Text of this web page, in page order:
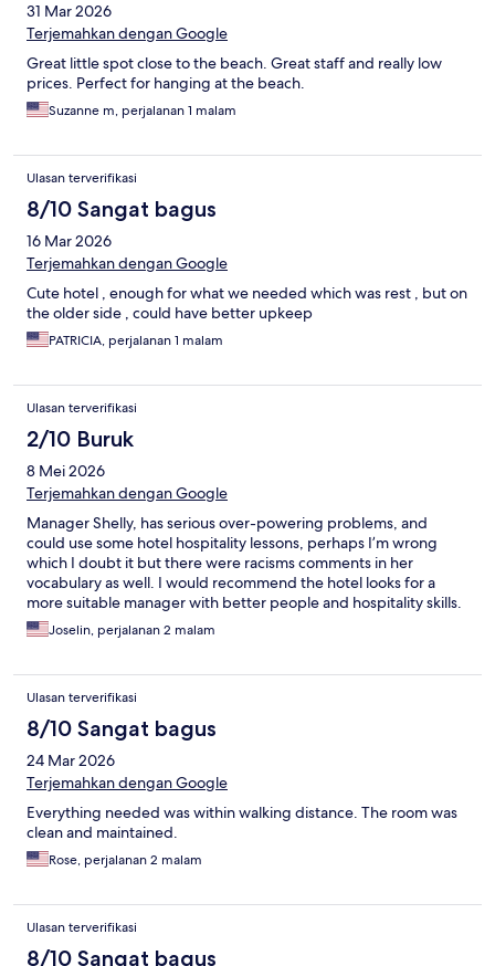
31 Mar 2026
Terjemahkan dengan Google
Great little spot close to the beach. Great staff and really low
prices. Perfect for hanging at the beach.
Suzanne m, perjalanan 1 malam
Ulasan terverifikasi
8/10 Sangat bagus
16 Mar 2026
Terjemahkan dengan Google
Cute hotel , enough for what we needed which was rest , but on
the older side , could have better upkeep
PATRICIA, perjalanan 1 malam
Ulasan terverifikasi
2/10 Buruk
8 Mei 2026
Terjemahkan dengan Google
Manager Shelly, has serious over-powering problems, and
could use some hotel hospitality lessons, perhaps I’m wrong
which I doubt it but there were racisms comments in her
vocabulary as well. I would recommend the hotel looks for a
more suitable manager with better people and hospitality skills.
Joselin, perjalanan 2 malam
Ulasan terverifikasi
8/10 Sangat bagus
24 Mar 2026
Terjemahkan dengan Google
Everything needed was within walking distance. The room was
clean and maintained.
Rose, perjalanan 2 malam
Ulasan terverifikasi
8/10 Sangat bagus